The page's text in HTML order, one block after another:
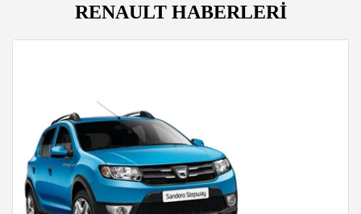
RENAULT HABERLERİ